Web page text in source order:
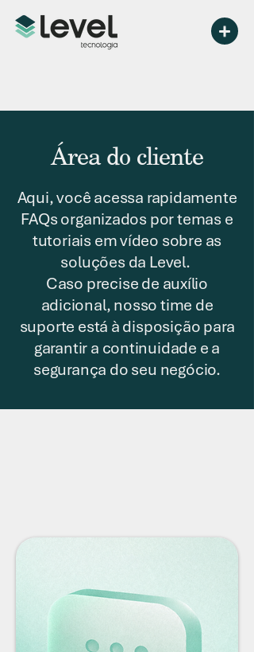
Área do cliente
Aqui, você acessa rapidamente
FAQs organizados por temas e
tutoriais em vídeo sobre as
soluções da Level.
Caso precise de auxílio
adicional, nosso time de
suporte está à disposição para
garantir a continuidade e a
segurança do seu negócio.